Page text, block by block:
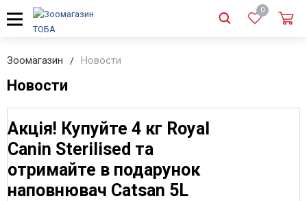
0
Зоомагазин Новости
Новости
Акція! Купуйте 4 кг Royal
Canin Sterilised та
отримайте в подарунок
наповнювач Catsan 5L